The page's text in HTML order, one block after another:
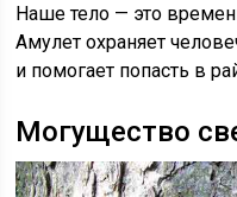
Наше тело — это
Амулет охраняет
и помогает попасть в
Могущество